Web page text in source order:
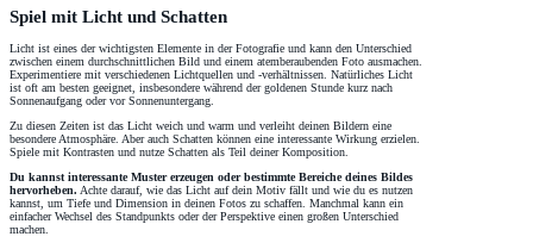
Spiel mit Licht und Schatten
Licht ist eines der wichtigsten Elemente in der Fotografie und kann den Unterschied
zwischen einem durchschnittlichen Bild und einem atemberaubenden Foto ausmachen.
Experimentiere mit verschiedenen Lichtquellen und -verhältnissen. Natürliches Licht
ist oft am besten geeignet, insbesondere während der goldenen Stunde kurz nach
Sonnenaufgang oder vor Sonnenuntergang.
Zu diesen Zeiten ist das Licht weich und warm und verleiht deinen Bildern eine
besondere Atmosphäre. Aber auch Schatten können eine interessante Wirkung erzielen.
Spiele mit Kontrasten und nutze Schatten als Teil deiner Komposition.
Du kannst interessante Muster erzeugen oder bestimmte Bereiche deines Bildes
hervorheben. Achte darauf, wie das Licht auf dein Motiv fällt und wie du es nutzen
kannst, um Tiefe und Dimension in deinen Fotos zu schaffen. Manchmal kann ein
einfacher Wechsel des Standpunkts oder der Perspektive einen großen Unterschied
machen.